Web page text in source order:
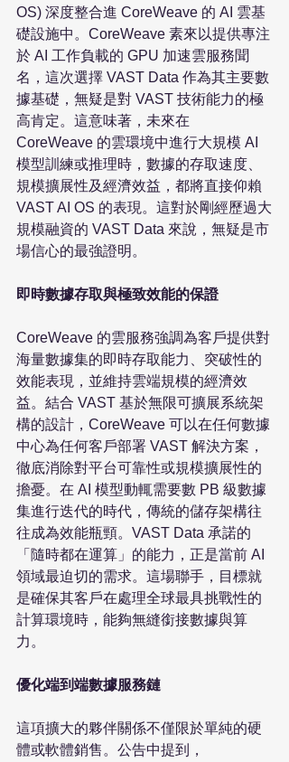
OS) 深度整合進 CoreWeave 的 AI 雲基
礎設施中。CoreWeave 素來以提供專注
於 AI 工作負載的 GPU 加速雲服務聞
名，這次選擇 VAST Data 作為其主要數
據基礎，無疑是對 VAST 技術能力的極
高肯定。這意味著，未來在
CoreWeave 的雲環境中進行大規模 AI
模型訓練或推理時，數據的存取速度、
規模擴展性及經濟效益，都將直接仰賴
VAST AI OS 的表現。這對於剛經歷過大
規模融資的 VAST Data 來說，無疑是市
場信心的最強證明。
即時數據存取與極致效能的保證
CoreWeave 的雲服務強調為客戶提供對
海量數據集的即時存取能力、突破性的
效能表現，並維持雲端規模的經濟效
益。結合 VAST 基於無限可擴展系統架
構的設計，CoreWeave 可以在任何數據
中心為任何客戶部署 VAST 解決方案，
徹底消除對平台可靠性或規模擴展性的
擔憂。在 AI 模型動輒需要數 PB 級數據
集進行迭代的時代，傳統的儲存架構往
往成為效能瓶頸。VAST Data 承諾的
「隨時都在運算」的能力，正是當前 AI
領域最迫切的需求。這場聯手，目標就
是確保其客戶在處理全球最具挑戰性的
計算環境時，能夠無縫銜接數據與算
力。
優化端到端數據服務鏈
這項擴大的夥伴關係不僅限於單純的硬
體或軟體銷售。公告中提到，